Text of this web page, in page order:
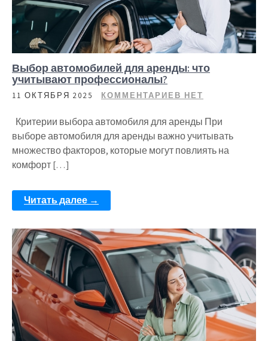
Выбор автомобилей для аренды: что
учитывают профессионалы?
11 ОКТЯБРЯ 2025 КОММЕНТАРИЕВ НЕТ
Критерии выбора автомобиля для аренды При
выборе автомобиля для аренды важно учитывать
множество факторов, которые могут повлиять на
комфорт […]
Читать далее →